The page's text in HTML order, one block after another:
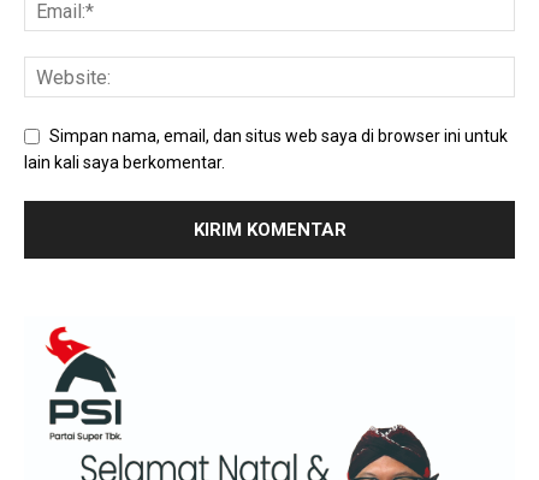
Simpan nama, email, dan situs web saya di browser ini untuk
lain kali saya berkomentar.